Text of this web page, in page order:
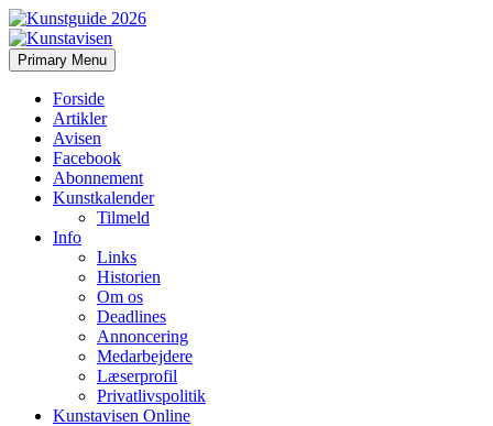
Kunstavisen
Search
Primary Menu Skip
to
Forside
Artikler
Avisen
Facebook
Abonnement
Kunstkalender
Tilmeld
Info
Links
Historien
Om os
Deadlines
Annoncering
Medarbejdere
Læserprofil
Privatlivspolitik
Kunstavisen Online